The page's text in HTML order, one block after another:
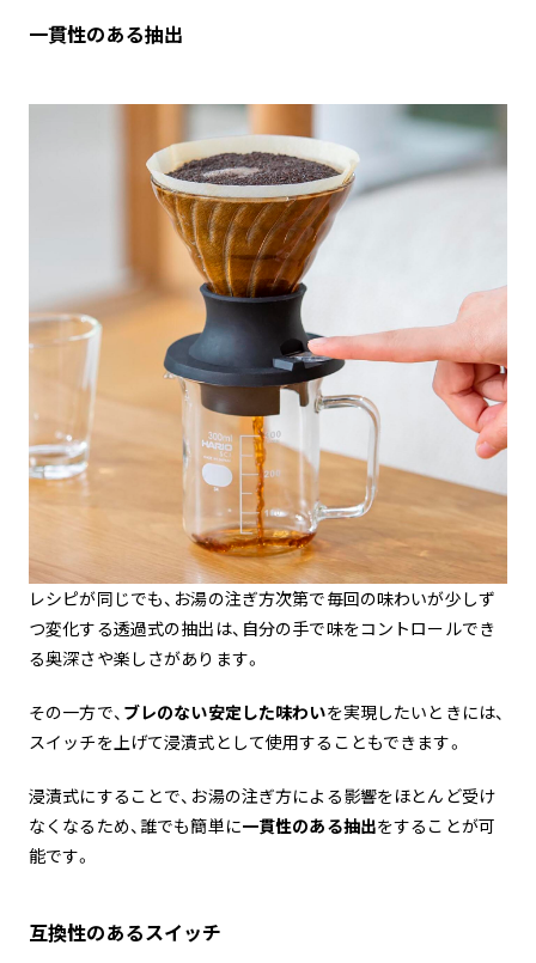
一貫性のある抽出
レシピが同じでも、お湯の注ぎ方次第で毎回の味わいが少しず
つ変化する透過式の抽出は、自分の手で味をコントロールでき
る奥深さや楽しさがあります。
その一方で、 ブレのない安定した味わいを実現したいときには、
スイッチを上げて浸漬式として使用することもできます。
浸漬式にすることで、お湯の注ぎ方による影響をほとんど受け
なくなるため、誰でも簡単に一貫性のある抽出をすることが可
能です。
互換性のあるスイッチ